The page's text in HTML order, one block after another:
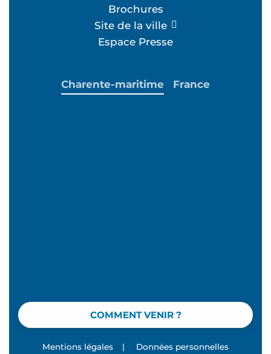
Brochures
Site de la ville
Espace Presse
COMMENT VENIR ?
Charente-maritime France
Mentions légales | Données personnelles